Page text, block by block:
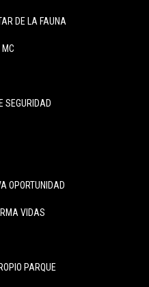
DE LA FAUNA
MC
SEGURIDAD
OPORTUNIDAD
VIDAS
PARQUE